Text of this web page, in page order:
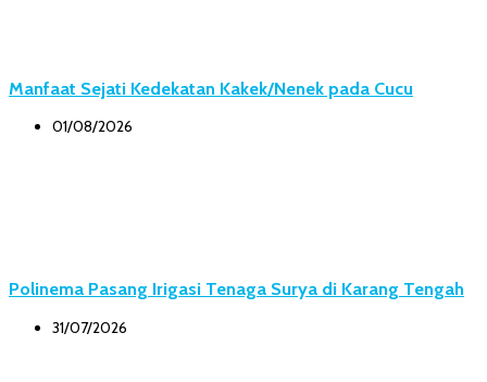
Manfaat Sejati Kedekatan Kakek/Nenek pada Cucu
01/08/2026
Polinema Pasang Irigasi Tenaga Surya di Karang Tengah
31/07/2026